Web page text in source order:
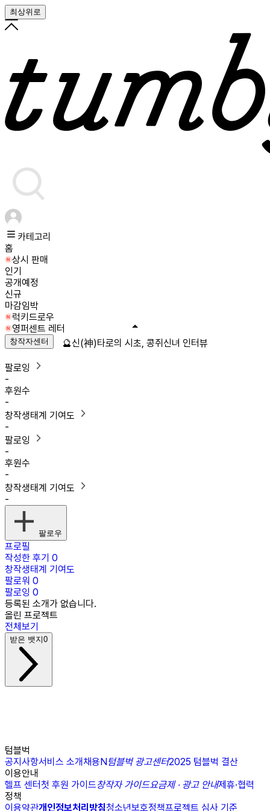
최상위로
카테고리
홈
상시 판매
인기
공개예정
신규
마감임박
럭키드로우
영퍼센트 레터
창작자센터
팔로잉
-
후원수
-
창작생태계 기여도
-
팔로잉
-
후원수
-
창작생태계 기여도
-
팔로우
프로필
작성한 후기 0
창작생태계 기여도
팔로워 0
팔로잉 0
등록된 소개가 없습니다.
올린 프로젝트
전체보기
받은 뱃지0
텀블벅
공지사항서비스 소개채용N텀블벅 광고센터2025 텀블벅 결산
이용안내
헬프 센터첫 후원 가이드창작자 가이드요금제 · 광고 안내제휴·협력
정책
이용약관개인정보처리방침청소년보호정책프로젝트 심사 기준
🔮신(神)타로의 시초, 콩쥐신녀 인터뷰